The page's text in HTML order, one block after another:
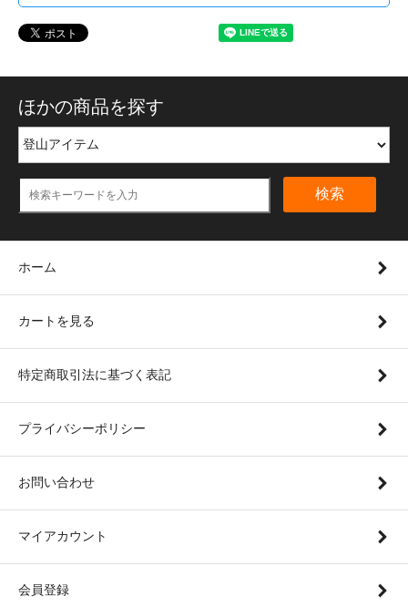
ほかの商品を探す
検索
ホーム
カートを見る
特定商取引法に基づく表記
プライバシーポリシー
お問い合わせ
マイアカウント
会員登録